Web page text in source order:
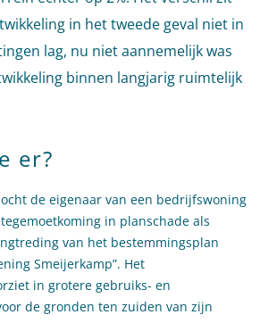
in het tweede geval niet in
lag, nu niet aannemelijk was
binnen langjarig ruimtelijk
er?
de eigenaar van een bedrijfswoning
in planschade als
van het bestemmingsplan
Smeijerkamp”. Het
in grotere gebruiks- en
de gronden ten zuiden van zijn